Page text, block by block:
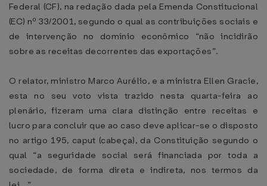
Federal (CF), na redação dada pela Emenda Constitucional
(EC) nº 33/2001, segundo o qual as contribuições sociais e
de intervenção no domínio econômico “não incidirão
sobre as receitas decorrentes das exportações”.
O relator, ministro Marco Aurélio, e a ministra Ellen Gracie,
esta no seu voto vista trazido nesta quarta-feira ao
plenário, fizeram uma clara distinção entre receitas e
lucro para concluir que ao caso deve aplicar-se o disposto
no artigo 195, caput (cabeça), da Constituição segundo o
qual “a seguridade social será financiada por toda a
sociedade, de forma direta e indireta, nos termos da